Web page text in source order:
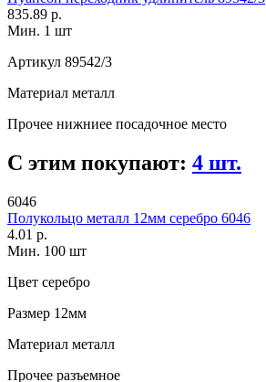
835.89 р.
Мин. 1 шт
Артикул 89542/3
Материал металл
Прочее нижниее посадочное место
С этим покупают: 4 шт.
6046
Полукольцо металл 12мм серебро 6046
4.01 р.
Мин. 100 шт
Цвет серебро
Размер 12мм
Материал металл
Прочее разъемное